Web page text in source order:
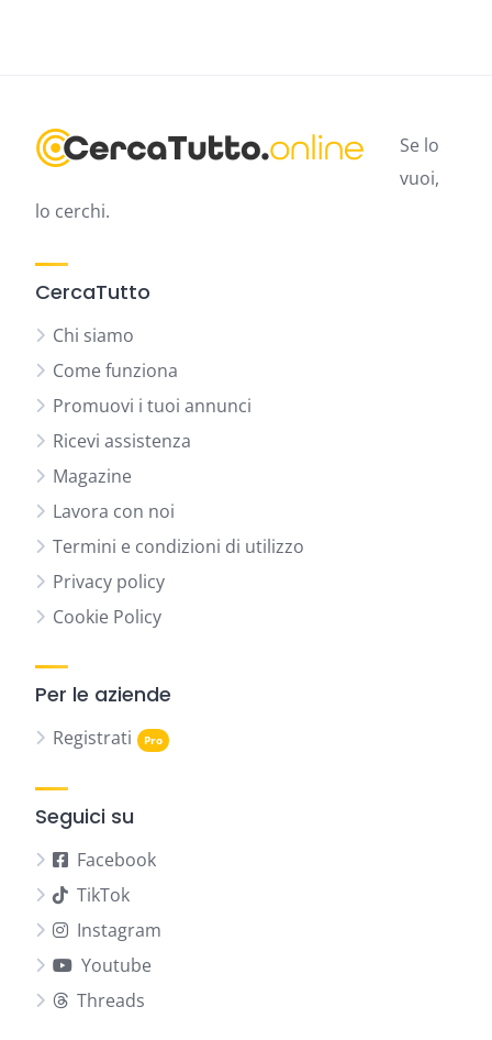
Se lo
vuoi,
lo cerchi.
CercaTutto
Chi siamo
Come funziona
Promuovi i tuoi annunci
Ricevi assistenza
Magazine
Lavora con noi
Termini e condizioni di utilizzo
Privacy policy
Cookie Policy
Per le aziende
Registrati
Seguici su
Facebook
TikTok
Instagram
Youtube
Threads